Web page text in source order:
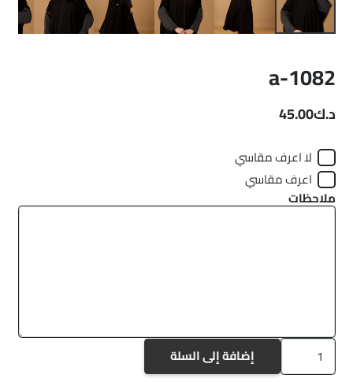
a-1082
د.ك45.00
لا اعرف مقاسي
اعرف مقاسي
ملاحظات
كمية
a-
إضافة إلى السلة